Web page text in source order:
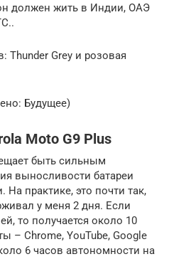
должен жить в Индии, ОАЭ
Thunder Grey и розовая
Будущее)
Moto G9 Plus
быть сильным
выносливости батареи
На практике, это почти так,
у меня 2 дня. Если
то получается около 10
– Chrome, YouTube, Google
6 часов автономности на